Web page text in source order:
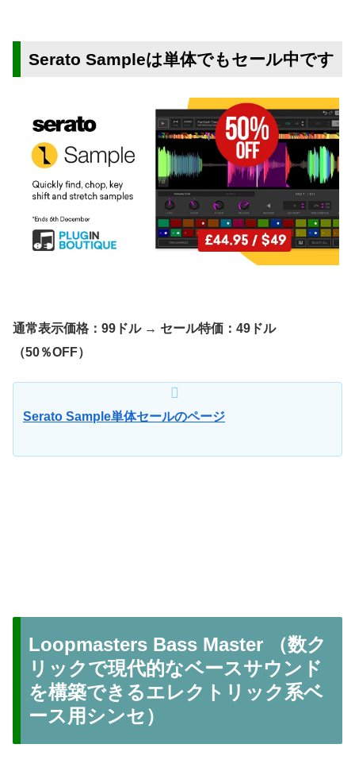
Serato Sampleは単体でもセール中です
通常表示価格：99ドル→ セール特価：49ドル
（50％OFF）
Serato Sample単体セールのページ
Loopmasters Bass Master （数ク
リックで現代的なベースサウンド
を構築できるエレクトリック系ベ
ース用シンセ）